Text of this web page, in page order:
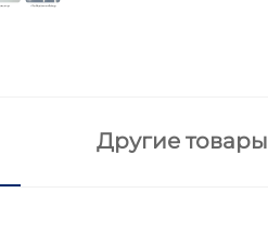
Другие товары